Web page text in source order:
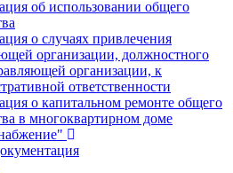
об использовании общего
о случаях привлечения
организации, должностного
организации, к
ответственности
о капитальном ремонте общего
в многоквартирном доме